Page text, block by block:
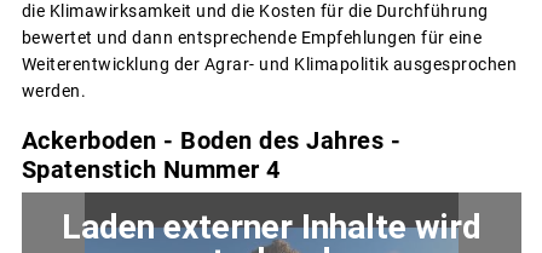
die Klimawirksamkeit und die Kosten für die Durchführung
bewertet und dann entsprechende Empfehlungen für eine
Weiterentwicklung der Agrar- und Klimapolitik ausgesprochen
werden.
Ackerboden - Boden des Jahres -
Spatenstich Nummer 4